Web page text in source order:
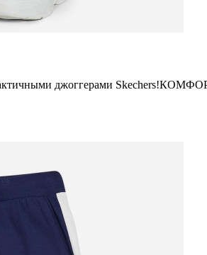
джоггерами